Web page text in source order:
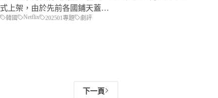
式上架，由於先前各國鋪天蓋…
韓國 Netflix 202501專題 劇評
下一頁